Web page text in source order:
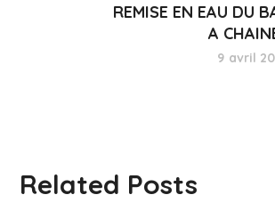
REMISE EN EAU DU
A
9 avril
Related Posts